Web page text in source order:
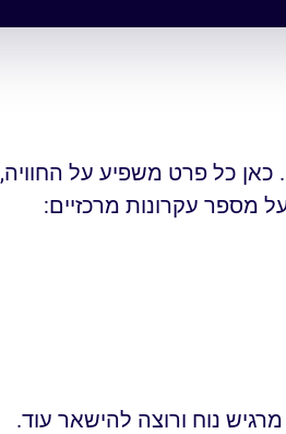
כאן כל פרט משפיע על החוויה,
מספר עקרונות מרכזיים:
נוח ורוצה להישאר עוד.